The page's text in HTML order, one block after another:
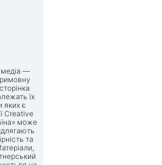
медіа —
їх
яких є
Creative
може
та